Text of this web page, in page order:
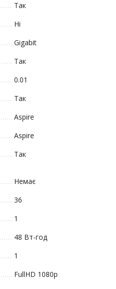
Так
Ні
Gigabit
Так
0.01
Так
Aspire
Aspire
Так
Немає
36
1
48 Вт-год
1
FullHD 1080p